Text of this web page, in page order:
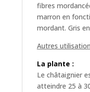
fibres
marron en
mordant. Gris
Autres
La plante :
Le châtaignier
atteindre 25 à